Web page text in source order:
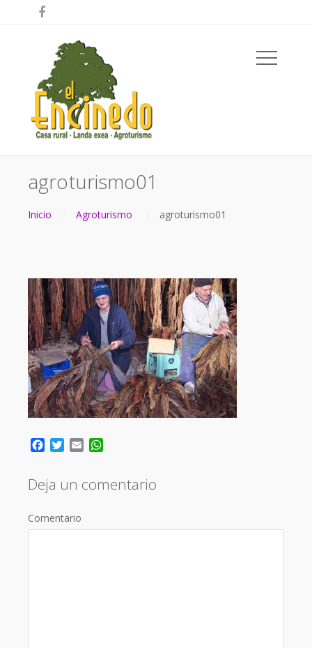

agroturismo01
Inicio Agroturismo agroturismo01
Facebook
Twitter
Email
Deja un comentario
Comentario